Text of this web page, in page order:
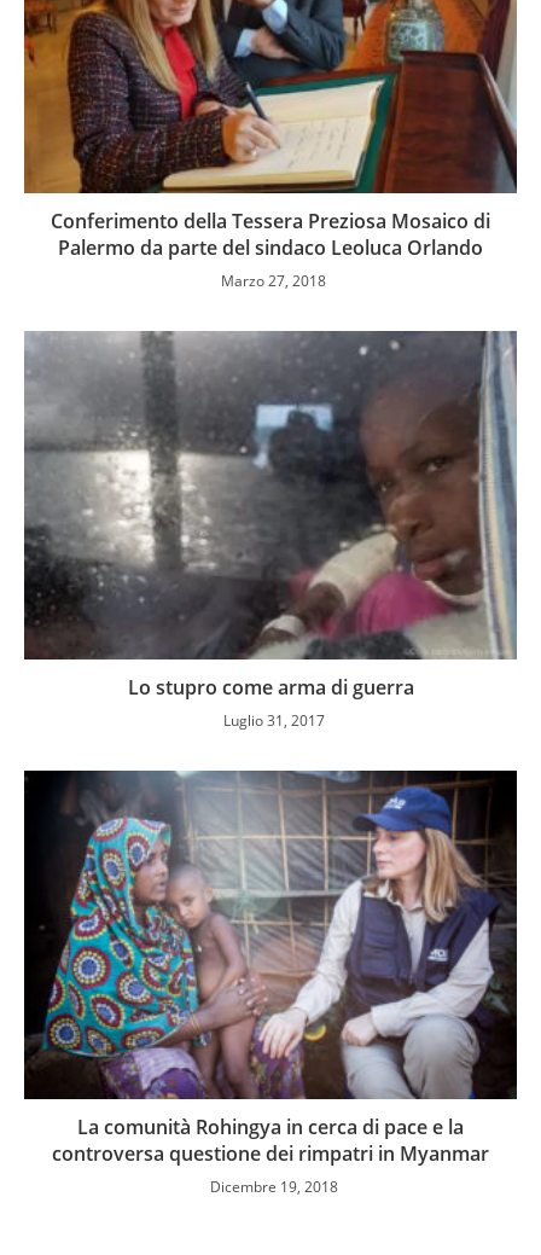
Conferimento della Tessera Preziosa Mosaico di
Palermo da parte del sindaco Leoluca Orlando
Marzo 27, 2018
Lo stupro come arma di guerra
Luglio 31, 2017
La comunità Rohingya in cerca di pace e la
controversa questione dei rimpatri in Myanmar
Dicembre 19, 2018